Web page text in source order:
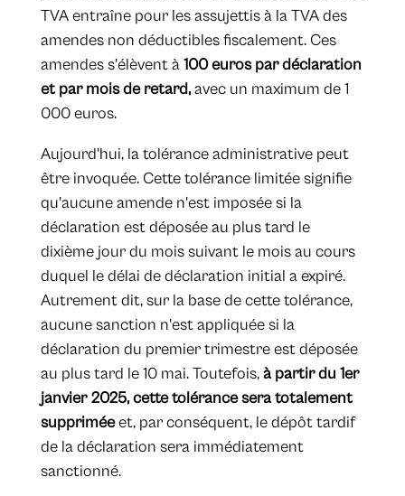
TVA entraîne pour les assujettis à la TVA des
amendes non déductibles fiscalement. Ces
amendes s'élèvent à100 euros par déclaration
et par mois de retard,avec un maximum de 1
000 euros.
Aujourd'hui, la tolérance administrative peut
être invoquée. Cette tolérance limitée signifie
qu'aucune amende n'est imposée si la
déclaration est déposée au plus tard le
dixième jour du mois suivant le mois au cours
duquel le délai de déclaration initial a expiré.
Autrement dit, sur la base de cette tolérance,
aucune sanction n'est appliquée si la
déclaration du premier trimestre est déposée
au plus tard le 10 mai. Toutefois,à partir du 1er
janvier 2025, cette tolérance sera totalement
suppriméeet, par conséquent, le dépôt tardif
de la déclaration sera immédiatement
sanctionné.